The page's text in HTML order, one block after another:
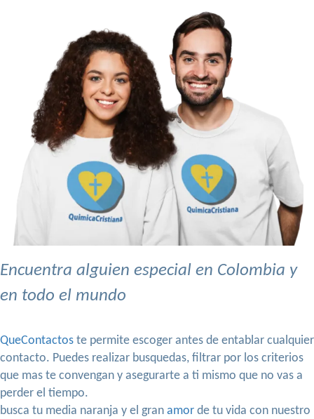
Encuentra alguien especial en Colombia y
en todo el mundo
QueContactos te permite escoger antes de entablar cualquier
contacto. Puedes realizar busquedas, filtrar por los criterios
que mas te convengan y asegurarte a ti mismo que no vas a
perder el tiempo.
busca tu media naranja y el gran amor de tu vida con nuestro